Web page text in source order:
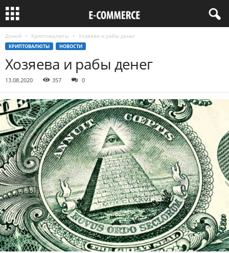
Домой Криптовалюты Хозяева и рабы денег
КРИПТОВАЛЮТЫ НОВОСТИ
Хозяева и рабы денег
13.08.2020 357 0